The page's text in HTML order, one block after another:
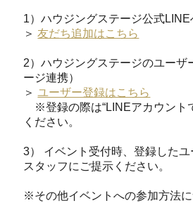
1）ハウジングステージ公式
＞友だち追加はこちら
2）ハウジングステージのユーザ
ージ連携）
＞ ユーザー登録はこちら
※登録の際は“LINEアカウント
ください。
3） イベント受付時、登録した
スタッフにご提示ください。
※その他イベントへの参加方法